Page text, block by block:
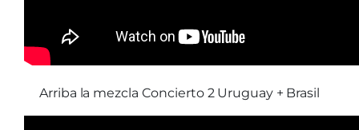
Arriba la mezcla Concierto 2 Uruguay + Brasil